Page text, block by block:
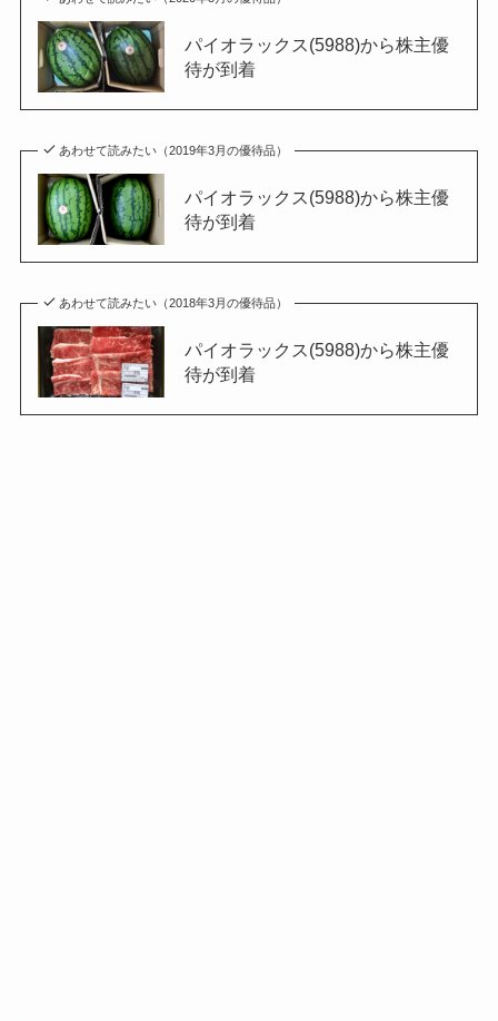
パイオラックス(5988)から株主優
待が到着
あわせて読みたい（2019年3月の優待品）
パイオラックス(5988)から株主優
待が到着
あわせて読みたい（2018年3月の優待品）
パイオラックス(5988)から株主優
待が到着